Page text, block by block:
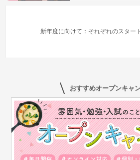
新年度に向けて：それぞれのスタート
おすすめオープンキャ